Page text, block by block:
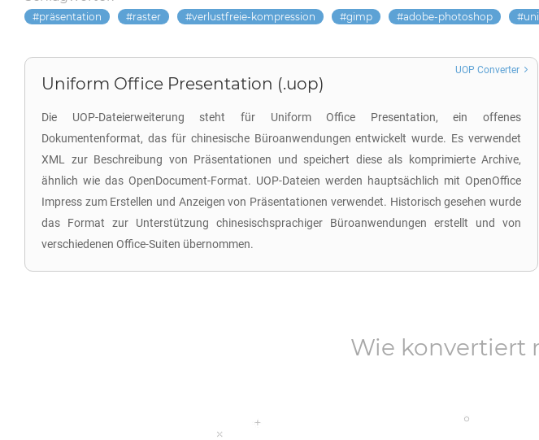
präsentation raster verlustfreie-kompression gimp adobe-photoshop
Uniform Office Presentation (.uop)
Die UOP-Dateierweiterung steht für Uniform Office Presentation, ein offenes
Dokumentenformat, das für chinesische Büroanwendungen entwickelt wurde. Es verwendet
XML zur Beschreibung von Präsentationen und speichert diese als komprimierte Archive,
ähnlich wie das OpenDocument-Format. UOP-Dateien werden hauptsächlich mit OpenOffice
Impress zum Erstellen und Anzeigen von Präsentationen verwendet. Historisch gesehen wurde
das Format zur Unterstützung chinesischsprachiger Büroanwendungen erstellt und von
verschiedenen Office-Suiten übernommen.
UOP Converter
Wie konvertiert